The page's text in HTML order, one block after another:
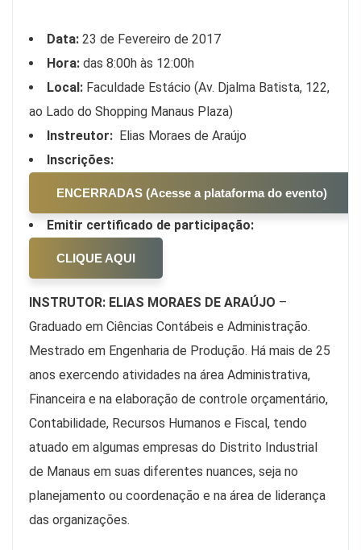
Data: 23 de Fevereiro de 2017
Hora: das 8:00h às 12:00h
Local: Faculdade Estácio (Av. Djalma Batista, 122,
ao Lado do Shopping Manaus Plaza)
Instreutor: Elias Moraes de Araújo
Inscrições:
ENCERRADAS (Acesse a plataforma do evento)
Emitir certificado de participação:
CLIQUE AQUI
INSTRUTOR: ELIAS MORAES DE ARAÚJO –
Graduado em Ciências Contábeis e Administração.
Mestrado em Engenharia de Produção. Há mais de 25
anos exercendo atividades na área Administrativa,
Financeira e na elaboração de controle orçamentário,
Contabilidade, Recursos Humanos e Fiscal, tendo
atuado em algumas empresas do Distrito Industrial
de Manaus em suas diferentes nuances, seja no
planejamento ou coordenação e na área de liderança
das organizações.